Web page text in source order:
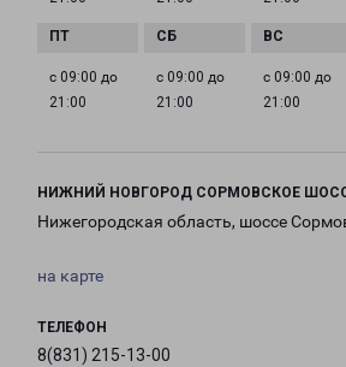
с 09:00 до
21:00
с 09:00 до
21:00
с 09:00 до
21:00
НИЖНИЙ НОВГОРОД СОРМОВСКОЕ
Нижегородская область, шоссе
на карте
ТЕЛЕФОН
8(831) 215-13-00